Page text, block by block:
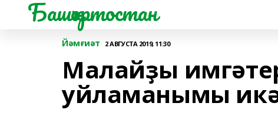
Башҡортостан
Йәмғиәт 2 АВГУСТА 2019, 11:30
Малайҙы
уйламанымы